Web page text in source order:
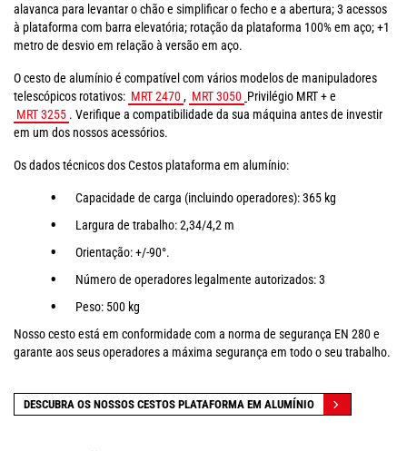
alavanca para levantar o chão e simplificar o fecho e a abertura; 3 acessos
à plataforma com barra elevatória; rotação da plataforma 100% em aço; +1
metro de desvio em relação à versão em aço.
O cesto de alumínio é compatível com vários modelos de manipuladores
telescópicos rotativos: MRT 2470, MRT 3050 Privilégio MRT + e
MRT 3255 . Verifique a compatibilidade da sua máquina antes de investir
em um dos nossos acessórios.
Os dados técnicos dos Cestos plataforma em alumínio:
Capacidade de carga (incluindo operadores): 365 kg
Largura de trabalho: 2,34/4,2 m
Orientação: +/-90°.
Número de operadores legalmente autorizados: 3
Peso: 500 kg
Nosso cesto está em conformidade com a norma de segurança EN 280 e
garante aos seus operadores a máxima segurança em todo o seu trabalho.
DESCUBRA OS NOSSOS CESTOS PLATAFORMA EM ALUMÍNIO